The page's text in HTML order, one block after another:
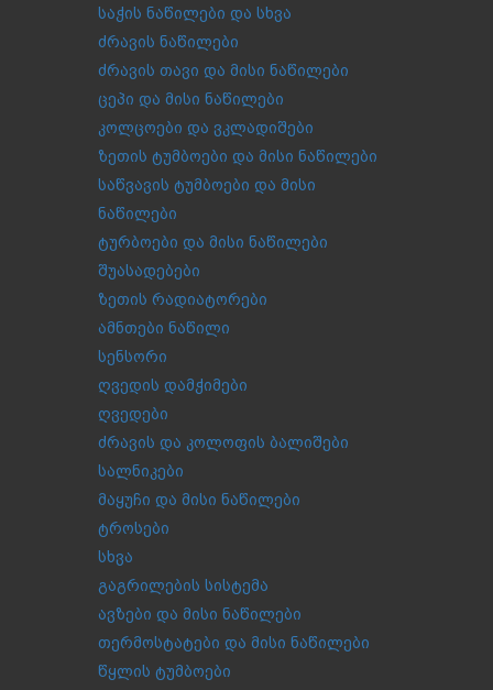
საჭის ნაწილები და სხვა
ძრავის ნაწილები
ძრავის თავი და მისი ნაწილები
ცეპი და მისი ნაწილები
კოლცოები და ვკლადიშები
ზეთის ტუმბოები და მისი ნაწილები
საწვავის ტუმბოები და მისი
ნაწილები
ტურბოები და მისი ნაწილები
შუასადებები
ზეთის რადიატორები
ამნთები ნაწილი
სენსორი
ღვედის დამჭიმები
ღვედები
ძრავის და კოლოფის ბალიშები
სალნიკები
მაყუჩი და მისი ნაწილები
ტროსები
სხვა
გაგრილების სისტემა
ავზები და მისი ნაწილები
თერმოსტატები და მისი ნაწილები
წყლის ტუმბოები